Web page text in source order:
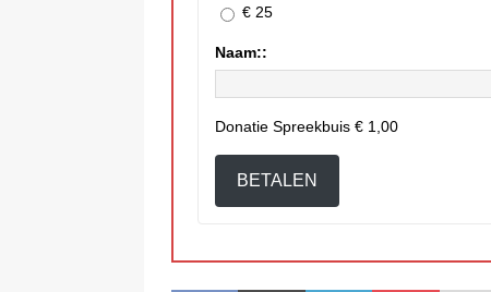
€ 25
Naam::
Donatie Spreekbuis € 1,00
BETALEN